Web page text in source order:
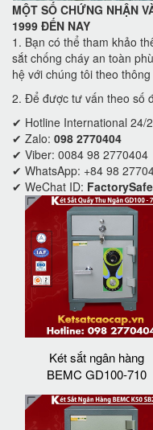
MỘT SỐ CHỨNG NHẬN
1999 ĐẾN NAY
1. Bạn có thể tham khảo
sắt chống cháy an toàn
hệ với chúng tôi theo
2. Để được tư vấn theo số
✔ Hotline International 24/
✔ Zalo: 098 2770404
✔ Viber: 0084 98 2770404
✔ WhatsApp: +84 98
✔ WeChat ID:
Két sắt ngân hàng
BEMC GD100-710